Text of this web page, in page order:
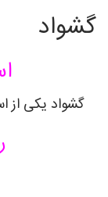
گشواد
گشواد یکی از